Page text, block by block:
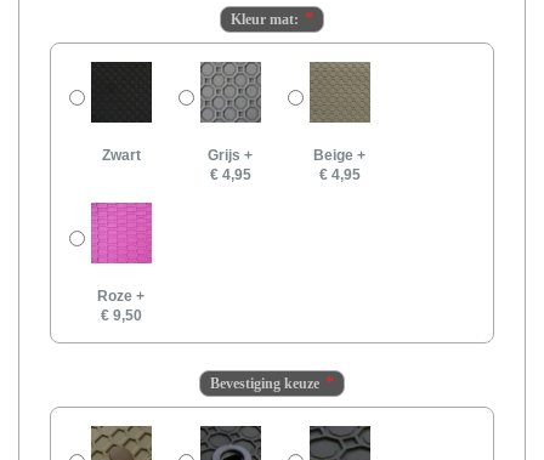
Kleur mat:
Zwart Grijs +
€ 4,95
Beige +
€ 4,95
Roze +
€ 9,50
Bevestiging keuze